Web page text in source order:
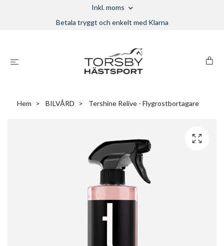
Inkl. moms
Betala tryggt och enkelt med Klarna
Hem BILVÅRD Tershine Relive - Flygrostbortagare